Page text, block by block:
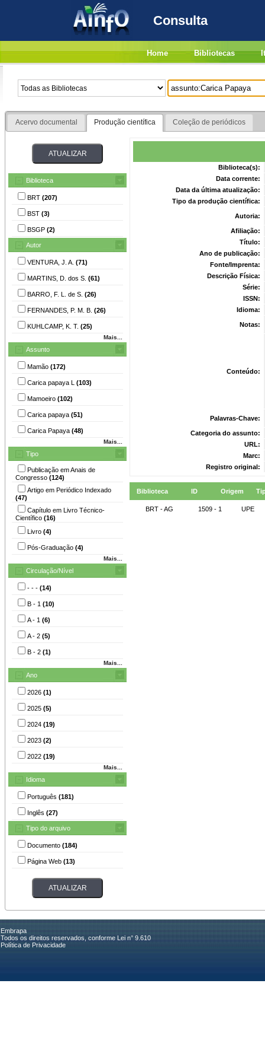
Consulta
Home Bibliotecas
Acervo documental Produção científica Coleção de periódicos
Biblioteca
BRT (207)
BST (3)
BSGP (2)
Autor
VENTURA, J. A. (71)
MARTINS, D. dos S. (61)
BARRO, F. L. de S. (26)
FERNANDES, P. M. B. (26)
KUHLCAMP, K. T. (25)
Mais...
Assunto
Mamão (172)
Carica papaya L (103)
Mamoeiro (102)
Carica papaya (51)
Carica Papaya (48)
Mais...
Tipo
Publicação em Anais de
Congresso (124)
Artigo em Periódico Indexado
(47)
Capítulo em Livro Técnico-
Científico (16)
Livro (4)
Pós-Graduação (4)
Mais...
Circulação/Nível
- - - (14)
B - 1 (10)
A - 1 (6)
A - 2 (5)
B - 2 (1)
Mais...
Ano
2026 (1)
2025 (5)
2024 (19)
2023 (2)
2022 (19)
Mais...
Idioma
Português (181)
Inglês (27)
Tipo do arquivo
Documento (184)
Página Web (13)
Biblioteca(s):
Data corrente:
Data da última atualização:
Tipo da produção científica:
Autoria:
Afiliação:
Título:
Ano de publicação:
Fonte/Imprenta:
Descrição Física:
Série:
ISSN:
Idioma:
Notas:
Conteúdo:
Palavras-Chave:
Categoria do assunto:
URL:
Marc:
Registro original:
Biblioteca ID Origem
BRT - AG 1509 - 1 UPE
Embrapa
Todos os direitos reservados, conforme Lei n° 9.610
Política de Privacidade